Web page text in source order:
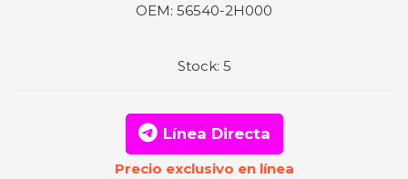
OEM: 56540-2H000
Stock: 5
Línea Directa
Precio exclusivo en línea